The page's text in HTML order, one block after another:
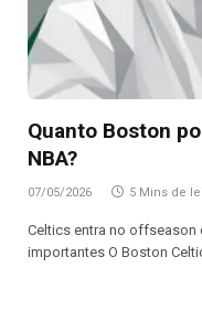
Quanto Boston
NBA?
07/05/2026 5 Mins de
Celtics entra no
importantes O Boston